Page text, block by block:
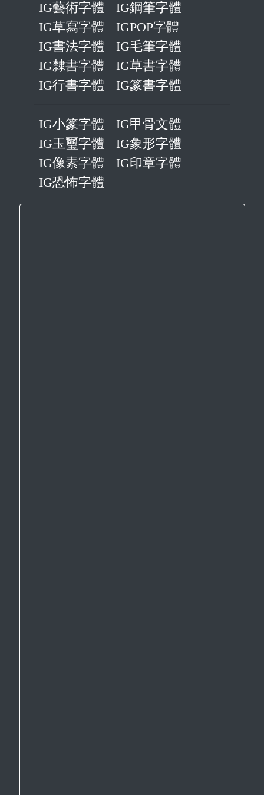
IG藝術字體
IG鋼筆字體
IG草寫字體
IGPOP字體
IG書法字體
IG毛筆字體
IG隸書字體
IG草書字體
IG行書字體
IG篆書字體
IG小篆字體
IG甲骨文體
IG玉璽字體
IG象形字體
IG像素字體
IG印章字體
IG恐怖字體